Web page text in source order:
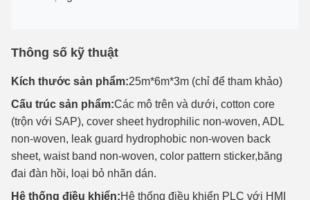
Thông số kỹ thuật
Kích thước sản phẩm:25m*6m*3m (chỉ để tham khảo)
Cấu trúc sản phẩm:Các mô trên và dưới, cotton core
(trộn với SAP), cover sheet hydrophilic non-woven, ADL
non-woven, leak guard hydrophobic non-woven back
sheet, waist band non-woven, color pattern sticker,băng
đai đàn hồi, loại bỏ nhãn dán.
Hệ thống điều khiển:Hệ thống điều khiển PLC với HMI